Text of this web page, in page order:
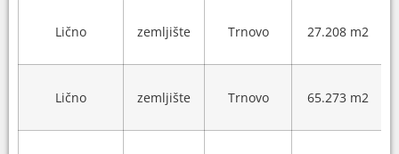
Lično zemljište Trnovo 27.208 m2
Lično zemljište Trnovo 65.273 m2